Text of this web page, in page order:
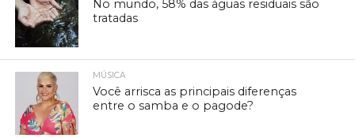
No mundo, 58% das águas residuais são
tratadas
MÚSICA
Você arrisca as principais diferenças
entre o samba e o pagode?